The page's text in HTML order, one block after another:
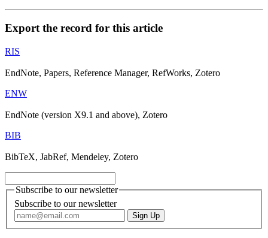
Export the record for this article
RIS
EndNote, Papers, Reference Manager, RefWorks, Zotero
ENW
EndNote (version X9.1 and above), Zotero
BIB
BibTeX, JabRef, Mendeley, Zotero
Subscribe to our newsletter
Subscribe to our newsletter